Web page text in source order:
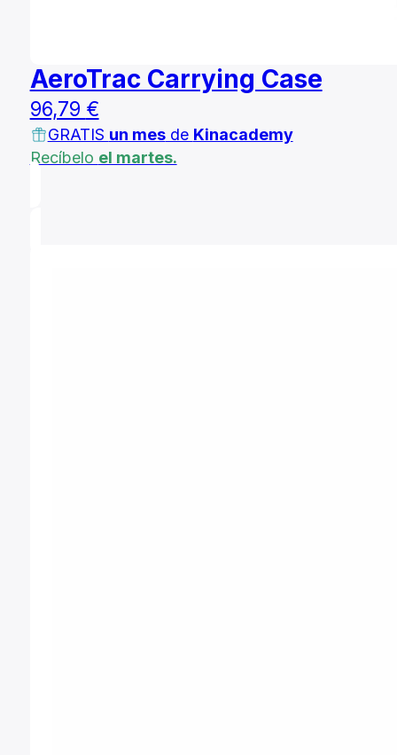
AeroTrac Carrying Case
96,79 €
GRATIS un mesde Kinacademy
Recíbelo el martes.